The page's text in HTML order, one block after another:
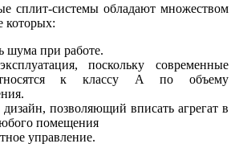
сплит-системы обладают множеством
которых:
шума при работе.
поскольку современные
к классу А по объему
позволяющий вписать агрегат в
помещения
управление.